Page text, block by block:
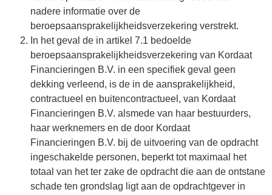
nadere informatie over de
beroepsaansprakelijkheidsverzekering verstrekt.
In het geval de in artikel 7.1 bedoelde
beroepsaansprakelijkheidsverzekering van Kordaat
Financieringen B.V. in een specifiek geval geen
dekking verleend, is de in de aansprakelijkheid,
contractueel en buitencontractueel, van Kordaat
Financieringen B.V. alsmede van haar bestuurders,
haar werknemers en de door Kordaat
Financieringen B.V. bij de uitvoering van de opdracht
ingeschakelde personen, beperkt tot maximaal het
totaal van het ter zake de opdracht die aan de ontstane
schade ten grondslag ligt aan de opdrachtgever in